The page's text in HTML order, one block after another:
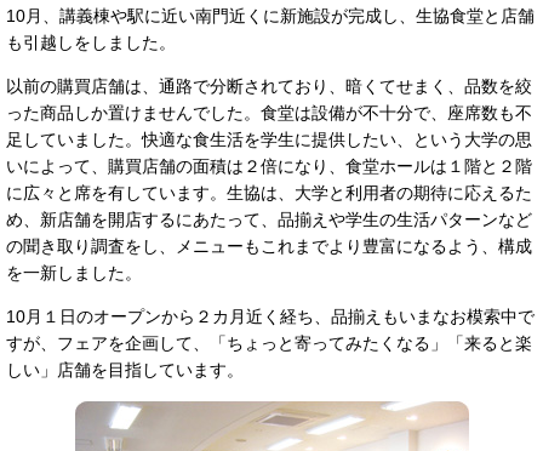
10月、講義棟や駅に近い南門近くに新施設が完成し、生協食堂と店舗
も引越しをしました。
以前の購買店舗は、通路で分断されており、暗くてせまく、品数を絞
った商品しか置けませんでした。食堂は設備が不十分で、座席数も不
足していました。快適な食生活を学生に提供したい、という大学の思
いによって、購買店舗の面積は２倍になり、食堂ホールは１階と２階
に広々と席を有しています。生協は、大学と利用者の期待に応えるた
め、新店舗を開店するにあたって、品揃えや学生の生活パターンなど
の聞き取り調査をし、メニューもこれまでより豊富になるよう、構成
を一新しました。
10月１日のオープンから２カ月近く経ち、品揃えもいまなお模索中で
すが、フェアを企画して、「ちょっと寄ってみたくなる」「来ると楽
しい」店舗を目指しています。